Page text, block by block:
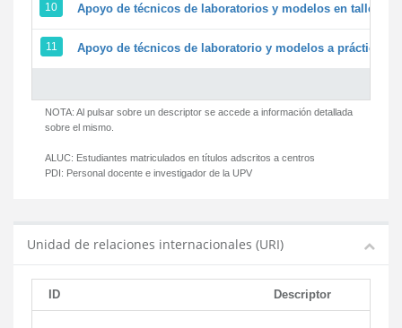
10 Apoyo de técnicos de laboratorios y modelos en
11 Apoyo de técnicos de laboratorio y modelos a prácticas
NOTA: Al pulsar sobre un descriptor se accede a información detallada
sobre el mismo.
ALUC: Estudiantes matriculados en títulos adscritos a centros
PDI: Personal docente e investigador de la UPV
Unidad de relaciones internacionales (URI)
ID Descriptor